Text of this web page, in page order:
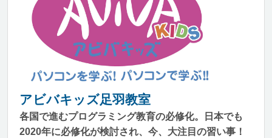
アビバキッズ足羽教室
各国で進むプログラミング教育の必修化。日本でも
2020年に必修化が検討され、今、大注目の習い事！